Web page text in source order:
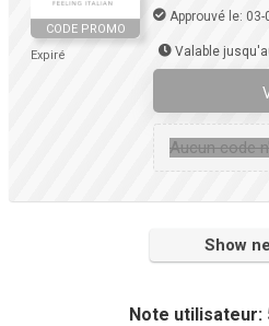
CODE PROMO
Expiré
Approuvé le: 03-
Valable
Aucun code
Show
Note utilisateur: